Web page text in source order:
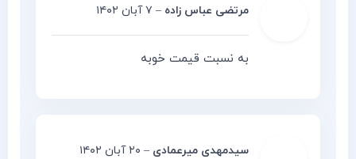
مرتضی عباس زاده – ۷ آبان ۱۴۰۲
به نسبت قیمت خوبه
سیدمهدی میرعمادی – ۲۰ آبان ۱۴۰۲